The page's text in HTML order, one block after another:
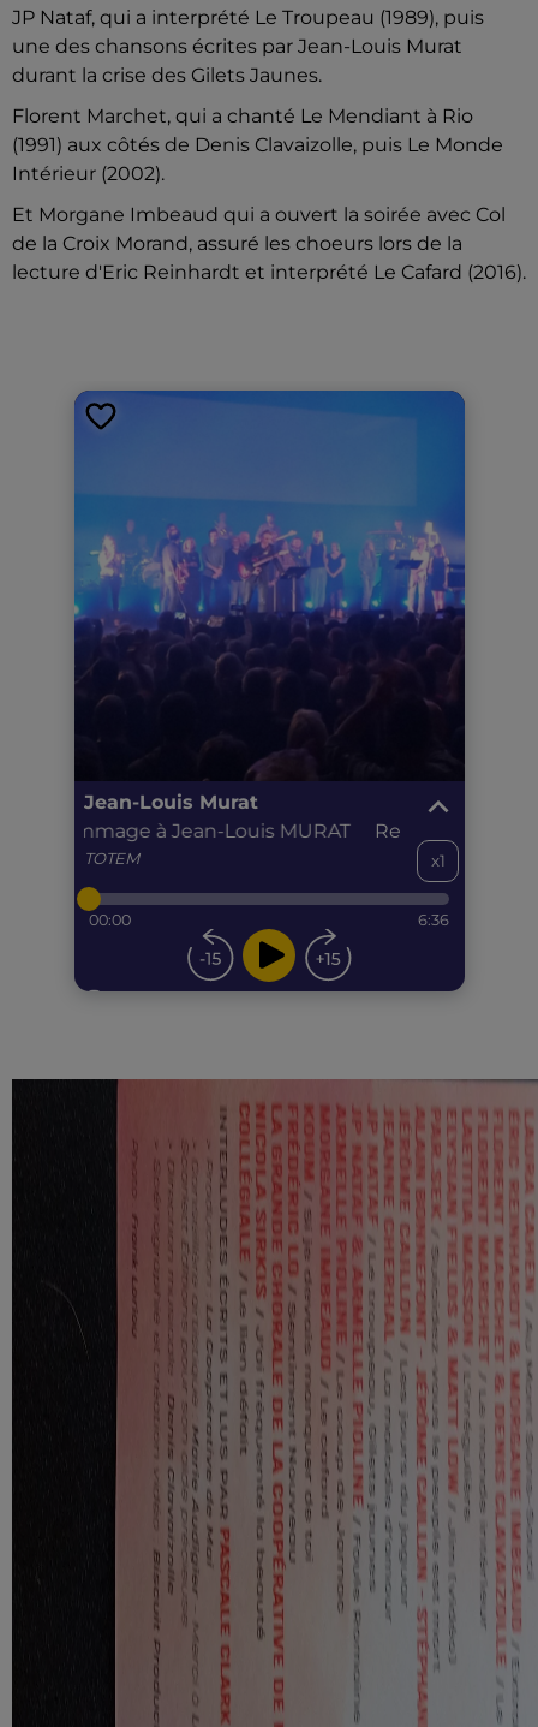
JP Nataf, qui a interprété Le Troupeau (1989), puis
une des chansons écrites par Jean-Louis Murat
durant la crise des Gilets Jaunes.
Florent Marchet, qui a chanté Le Mendiant à Rio
(1991) aux côtés de Denis Clavaizolle, puis Le Monde
Intérieur (2002).
Et Morgane Imbeaud qui a ouvert la soirée avec Col
de la Croix Morand, assuré les choeurs lors de la
lecture d'Eric Reinhardt et interprété Le Cafard (2016).